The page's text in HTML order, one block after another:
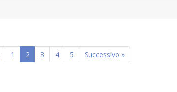
1 2 3 4 5 Successivo »